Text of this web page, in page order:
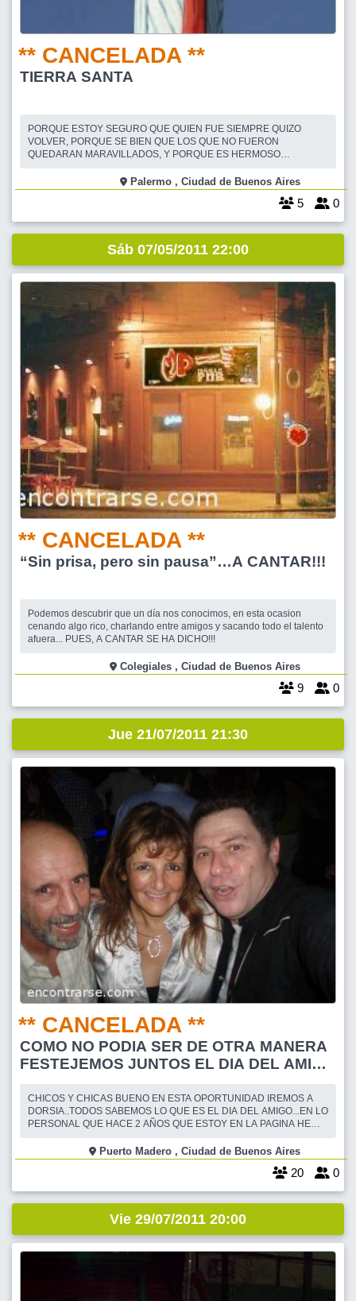
** CANCELADA **
TIERRA SANTA
PORQUE ESTOY SEGURO QUE QUIEN FUE SIEMPRE QUIZO
VOLVER, PORQUE SE BIEN QUE LOS QUE NO FUERON
QUEDARAN MARAVILLADOS, Y PORQUE ES HERMOSO
SANTA, QUIERO IR CON UDS AL PASADO, Y ENTRAR POR LAS
PUERTAS DE LA FE, AL LUGAR EN DONDE SE REVITALIZAN LAS
Palermo , Ciudad de Buenos Aires
5 0
Sáb 07/05/2011 22:00
** CANCELADA **
“Sin prisa, pero sin pausa”…A CANTAR!!!
Podemos descubrir que un día nos conocimos, en esta ocasion
cenando algo rico, charlando entre amigos y sacando todo el talento
afuera... PUES, A CANTAR SE HA DICHO!!!
Colegiales , Ciudad de Buenos Aires
9 0
Jue 21/07/2011 21:30
** CANCELADA **
COMO NO PODIA SER DE OTRA MANERA
FESTEJEMOS JUNTOS EL DIA DEL AMIGO
CHICOS Y CHICAS BUENO EN ESTA OPORTUNIDAD IREMOS A
DORSIA..TODOS SABEMOS LO QUE ES EL DIA DEL AMIGO...EN LO
PERSONAL QUE HACE 2 AÑOS QUE ESTOY EN LA PAGINA HE
GUSTARIA EN LO PERSONAL QUE NOS JUNTEMOS PARA PASAR
UNA NOCHE UNICA...A VER QUE LES PARECE PASO A DETALLAR
Puerto Madero , Ciudad de Buenos Aires
20 0
Vie 29/07/2011 20:00